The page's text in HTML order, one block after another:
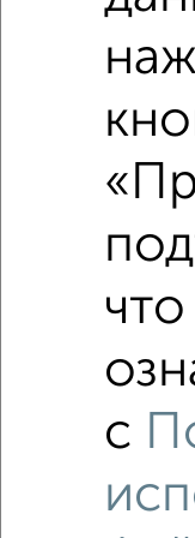
Рядом, с
что
с